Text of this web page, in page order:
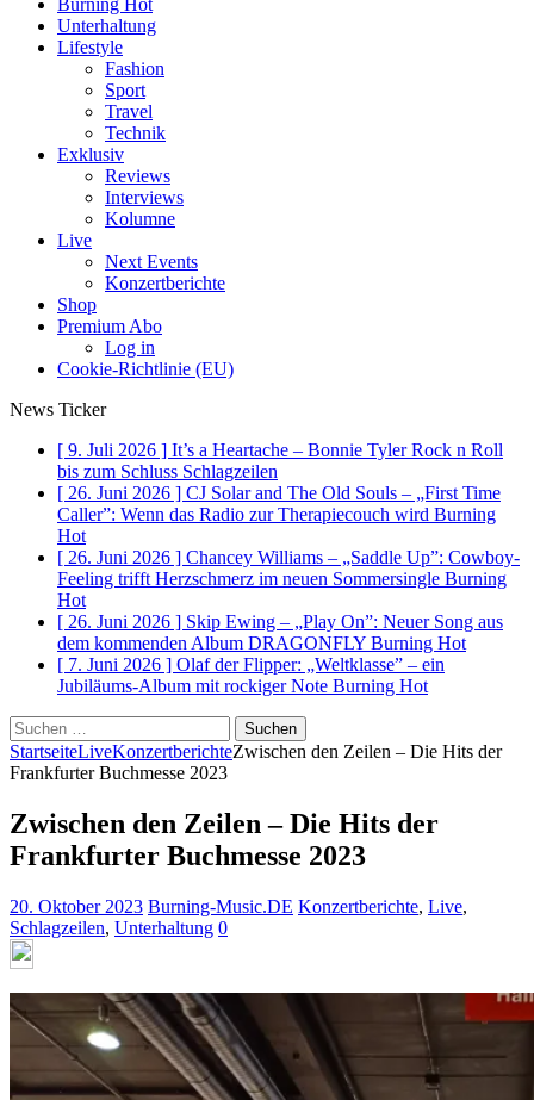
Burning Hot
Unterhaltung
Lifestyle
Fashion
Sport
Travel
Technik
Exklusiv
Reviews
Interviews
Kolumne
Live
Next Events
Konzertberichte
Shop
Premium Abo
Log in
Cookie-Richtlinie (EU)
News Ticker
[ 9. Juli 2026 ] It’s a Heartache – Bonnie Tyler Rock n Roll
bis zum Schluss Schlagzeilen
[ 26. Juni 2026 ] CJ Solar and The Old Souls – „First Time
Caller”: Wenn das Radio zur Therapiecouch wird Burning
Hot
[ 26. Juni 2026 ] Chancey Williams – „Saddle Up”: Cowboy-
Feeling trifft Herzschmerz im neuen Sommersingle Burning
Hot
[ 26. Juni 2026 ] Skip Ewing – „Play On”: Neuer Song aus
dem kommenden Album DRAGONFLY Burning Hot
[ 7. Juni 2026 ] Olaf der Flipper: „Weltklasse” – ein
Jubiläums-Album mit rockiger Note Burning Hot
Suchen
nach:
StartseiteLiveKonzertberichteZwischen den Zeilen – Die Hits der
Frankfurter Buchmesse 2023
Zwischen den Zeilen – Die Hits der
Frankfurter Buchmesse 2023
20. Oktober 2023 Burning-Music.DE Konzertberichte, Live,
Schlagzeilen, Unterhaltung 0